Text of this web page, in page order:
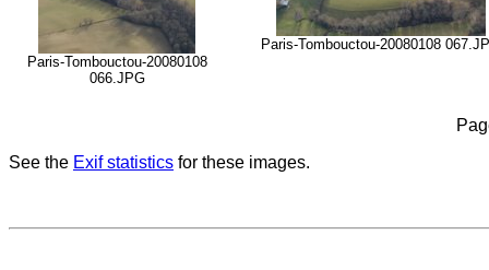
Paris-Tombouctou-20080108
066.JPG
Paris-Tombouctou-20080108
See the Exif statistics for these images.